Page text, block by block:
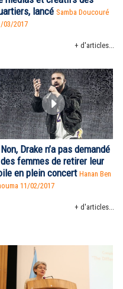
lancé Samba Doucouré
03/2017
+ d'articles...
Non, Drake n’a pas demandé
femmes de retirer leur
en plein concert Hanan Ben
11/02/2017
+ d'articles...